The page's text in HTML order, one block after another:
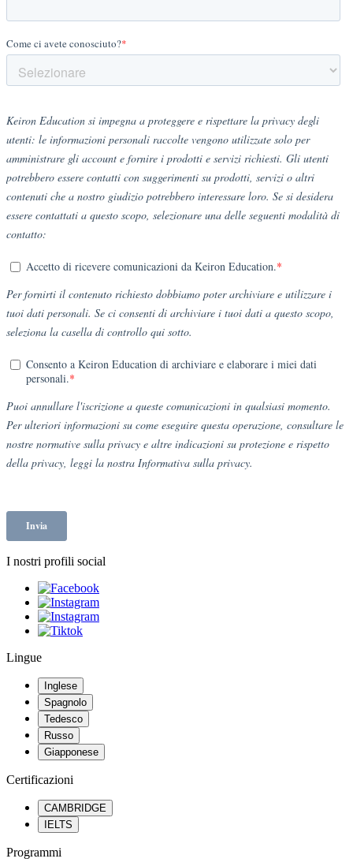
I nostri profili social
Lingue
Inglese
Spagnolo
Tedesco
Russo
Giapponese
Certificazioni
CAMBRIDGE
IELTS
Programmi